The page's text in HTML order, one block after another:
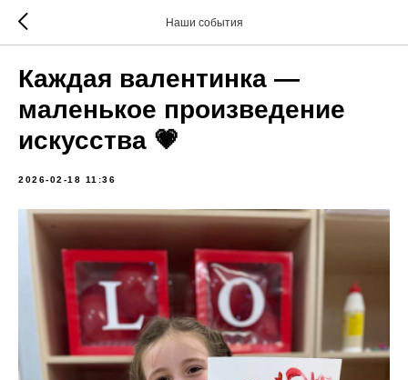
Наши события
Каждая валентинка —
маленькое произведение
искусства 💗
2026-02-18 11:36